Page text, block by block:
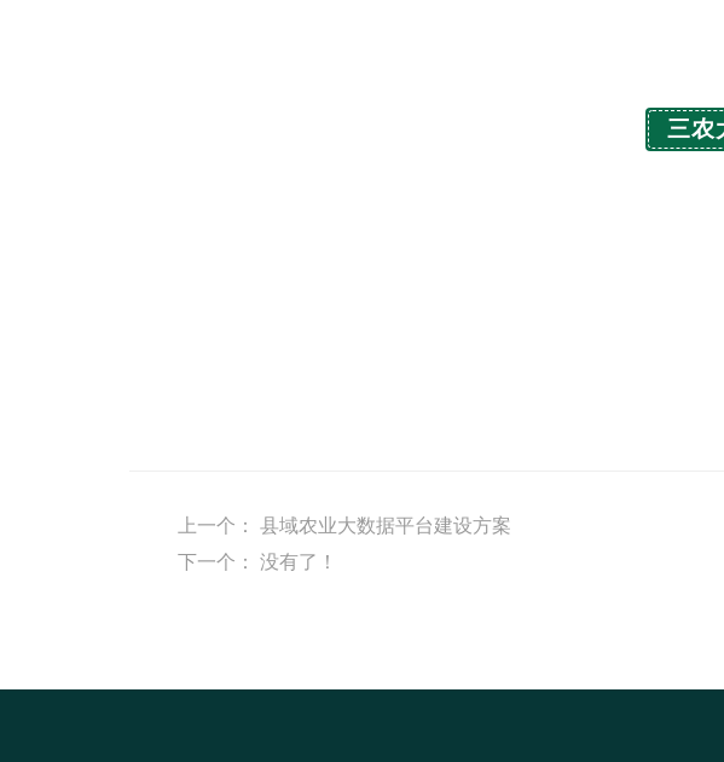
三农
上一个：
县域农业大数据平台建设方案
下一个：
没有了！